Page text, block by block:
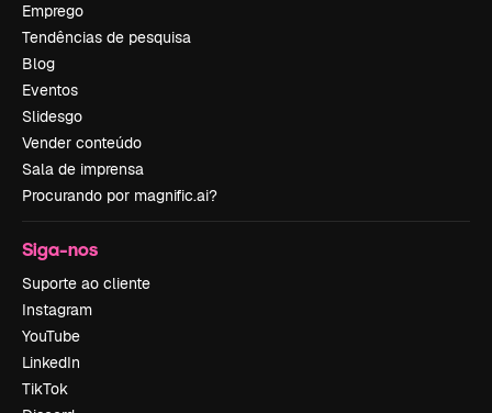
Emprego
Tendências de pesquisa
Blog
Eventos
Slidesgo
Vender conteúdo
Sala de imprensa
Procurando por magnific.ai?
Siga-nos
Suporte ao cliente
Instagram
YouTube
LinkedIn
TikTok